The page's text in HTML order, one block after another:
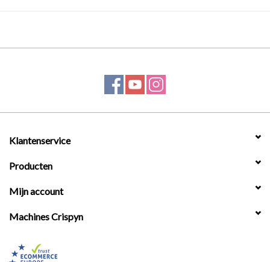
Klantenservice
Producten
Mijn account
Machines Crispyn